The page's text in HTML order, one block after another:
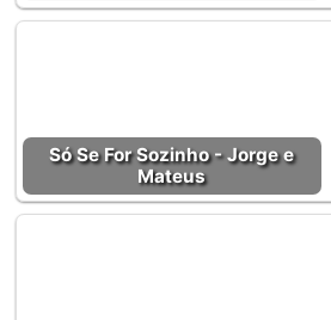
Só Se For Sozinho - Jorge e
Mateus